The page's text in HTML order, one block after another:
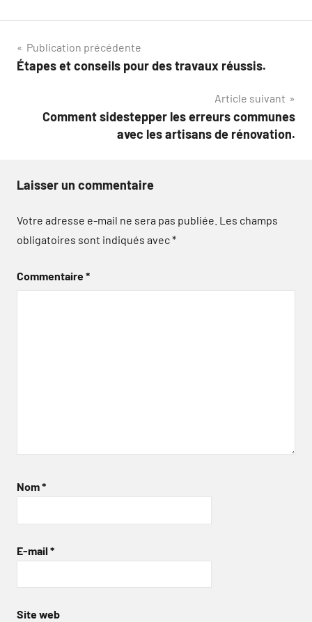
Navigation
de
Publication précédente
Étapes et conseils pour des travaux réussis.
Article suivant
Comment sidestepper les erreurs communes
avec les artisans de rénovation.
Laisser un commentaire
Votre adresse e-mail ne sera pas publiée. Les champs
obligatoires sont indiqués avec*
Commentaire*
Nom*
E-mail *
Site web